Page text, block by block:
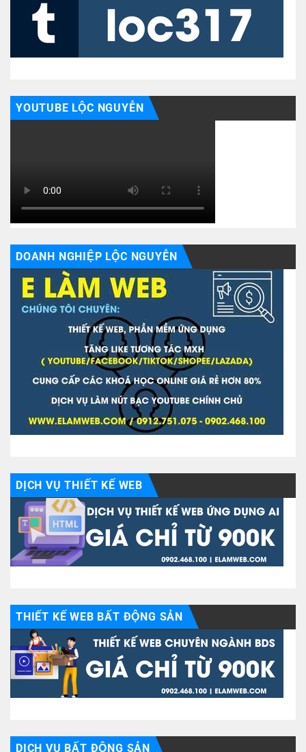
YOUTUBE LỘC NGUYỄN
DOANH NGHIỆP LỘC NGUYỄN
DỊCH VỤ THIẾT KẾ WEB
THIẾT KẾ WEB BẤT ĐỘNG SẢN
DỊCH VỤ BẤT ĐỘNG SẢN